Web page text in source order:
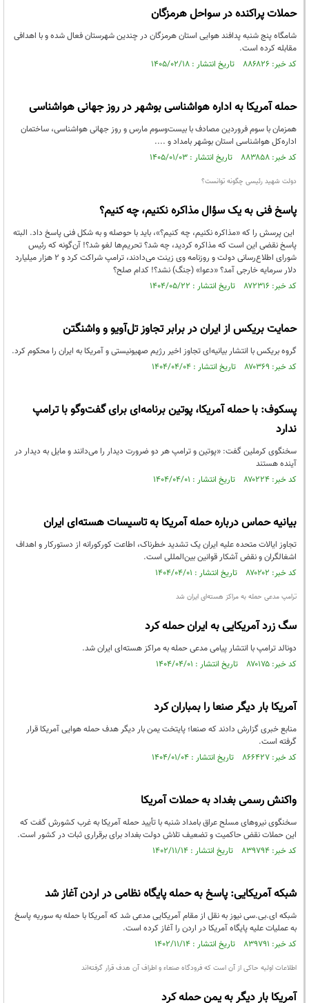
حملات پراکنده در سواحل هرمزگان
شامگاه پنج شنبه پدافند هوایی استان هرمزگان در چندین شهرستان فعال شده و با اهدافی
مقابله کرده است.
کد خبر: ۸۸۶۸۲۶ تاریخ انتشار : ۱۴۰۵/۰۲/۱۸
حمله آمریکا به اداره هواشناسی بوشهر در روز جهانی هواشناسی
همزمان با سوم فروردین مصادف با بیست‌وسوم مارس و روز جهانی هواشناسی، ساختمان
اداره‌کل هواشناسی استان بوشهر بامداد و ....
کد خبر: ۸۸۳۸۵۸ تاریخ انتشار : ۱۴۰۵/۰۱/۰۳
دولت شهید رئیسی چگونه توانست؟
پاسخ فنی به یک سؤال مذاکره نکنیم، چه کنیم؟
این پرسش را که «مذاکره نکنیم، چه کنیم؟»، باید با حوصله و به شکل فنی پاسخ داد. البته
پاسخ نقضی این است که مذاکره کردید، چه شد؟ تحریم‌ها لغو شد؟! آن‌گونه که رئیس
شورای اطلاع‌رسانی دولت و روزنامه وی زینت می‌دادند، ترامپ شراکت کرد و ۲ هزار میلیارد
دلار سرمایه خارجی آمد؟ «دعوا» (جنگ) نشد؟! کدام صلح؟
کد خبر: ۸۷۲۳۱۶ تاریخ انتشار : ۱۴۰۴/۰۵/۲۲
حمایت بریکس از ایران در برابر تجاوز تل‌آویو و واشنگتن
گروه بریکس با انتشار بیانیه‌ای تجاوز اخیر رژیم صهیونیستی و آمریکا به ایران را محکوم کرد.
کد خبر: ۸۷۰۳۶۹ تاریخ انتشار : ۱۴۰۴/۰۴/۰۴
پسکوف: با حمله آمریکا، پوتین برنامه‌ای برای گفت‌وگو با ترامپ
ندارد
سخنگوی کرملین گفت: «پوتین و ترامپ هر دو ضرورت دیدار را می‌دانند و مایل به دیدار در
آینده هستند
کد خبر: ۸۷۰۲۲۴ تاریخ انتشار : ۱۴۰۴/۰۴/۰۱
بیانیه حماس درباره حمله آمریکا به تاسیسات هسته‌ای ایران
تجاوز ایالات متحده علیه ایران یک تشدید خطرناک، اطاعت کورکورانه از دستورکار و اهداف
اشغالگران و نقض آشکار قوانین بین‌المللی است.
کد خبر: ۸۷۰۲۰۲ تاریخ انتشار : ۱۴۰۴/۰۴/۰۱
ترامپ مدعی حمله به مراکز هسته‌ای ایران شد
سگ زرد آمریکایی به ایران حمله کرد
دونالد ترامپ با انتشار پیامی مدعی حمله به مراکز هسته‌ای ایران شد.
کد خبر: ۸۷۰۱۷۵ تاریخ انتشار : ۱۴۰۴/۰۴/۰۱
آمریکا بار دیگر صنعا را بمباران کرد
منابع خبری گزارش دادند که صنعا؛ پایتخت یمن بار دیگر هدف حمله هوایی آمریکا قرار
گرفته است.
کد خبر: ۸۶۶۴۲۷ تاریخ انتشار : ۱۴۰۴/۰۱/۰۴
واکنش رسمی بغداد به حملات آمریکا
سخنگوی نیروهای مسلح عراق بامداد شنبه با تأیید حمله آمریکا به غرب کشورش گفت که
این حملات نقض حاکمیت و تضعیف تلاش دولت بغداد برای برقراری ثبات در کشور است.
کد خبر: ۸۳۹۷۹۴ تاریخ انتشار : ۱۴۰۲/۱۱/۱۴
شبکه آمریکایی: پاسخ به حمله پایگاه نظامی در اردن آغاز شد
شبکه ای.بی.سی نیوز به نقل از مقام آمریکایی مدعی شد که آمریکا با حمله به سوریه پاسخ
به عملیات علیه پایگاه آمریکا در اردن را آغاز کرده است.
کد خبر: ۸۳۹۷۹۱ تاریخ انتشار : ۱۴۰۲/۱۱/۱۴
اطلاعات اولیه حاکی از آن است که فرودگاه صنعاء و اطراف آن هدف قرار گرفته‌اند
آمریکا بار دیگر به یمن حمله کرد